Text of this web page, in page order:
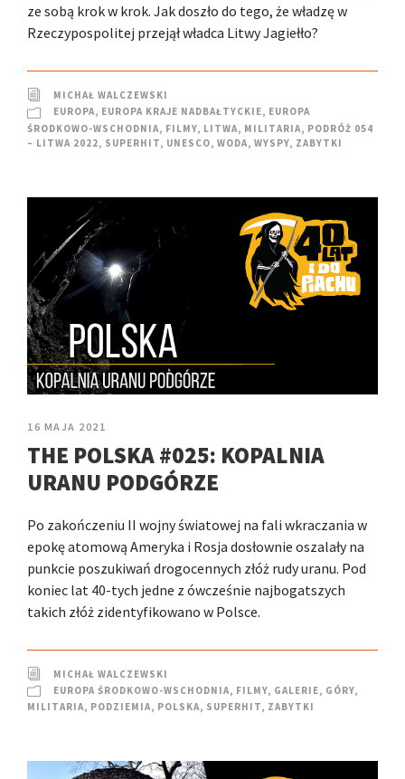
ze sobą krok w krok. Jak doszło do tego, że władzę w
Rzeczypospolitej przejął władca Litwy Jagiełło?
MICHAŁ WALCZEWSKI
EUROPA, EUROPA KRAJE NADBAŁTYCKIE, EUROPA
ŚRODKOWO-WSCHODNIA, FILMY, LITWA, MILITARIA, PODRÓŻ 054
– LITWA 2022, SUPERHIT, UNESCO, WODA, WYSPY, ZABYTKI
16 MAJA 2021
THE POLSKA #025: KOPALNIA
URANU PODGÓRZE
Po zakończeniu II wojny światowej na fali wkraczania w
epokę atomową Ameryka i Rosja dosłownie oszalały na
punkcie poszukiwań drogocennych złóż rudy uranu. Pod
koniec lat 40-tych jedne z ówcześnie najbogatszych
takich złóż zidentyfikowano w Polsce.
MICHAŁ WALCZEWSKI
EUROPA ŚRODKOWO-WSCHODNIA, FILMY, GALERIE, GÓRY,
MILITARIA, PODZIEMIA, POLSKA, SUPERHIT, ZABYTKI